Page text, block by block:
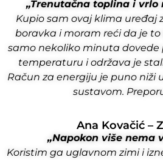
„Trenutačna toplina i vrlo
Kupio sam ovaj klima uređaj
boravka i moram reći da je to
samo nekoliko minuta dovede
temperaturu i održava je
Račun za energiju je puno niži
sustavom.
Ana Kovačić –
„Napokon više nema
Koristim ga uglavnom zimi i